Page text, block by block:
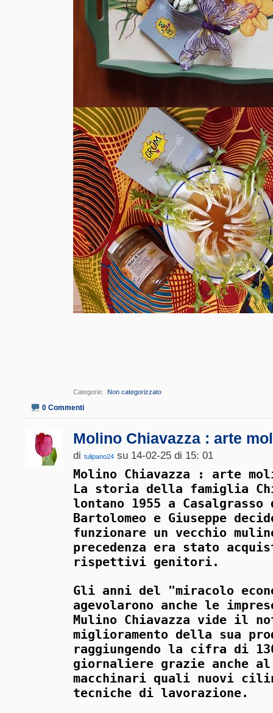
Categorie Non categorizzato
0 Commenti
Molino Chiavazza : arte
di tulipano24 su 14-02-25 di 15: 01
Molino Chiavazza : arte
La storia della famiglia
lontano 1955 a
Bartolomeo e Giuseppe
funzionare un vecchio
precedenza era stato
rispettivi genitori.
Gli anni del "miracolo
agevolarono anche le
Mulino Chiavazza vide il
miglioramento della sua
raggiungendo la cifra di
giornaliere grazie anche
macchinari quali nuovi
tecniche di lavorazione.